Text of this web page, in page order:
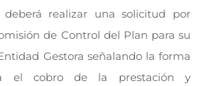
deberá realizar una solicitud por
de Control del Plan para su
Gestora señalando la forma
el cobro de la prestación y